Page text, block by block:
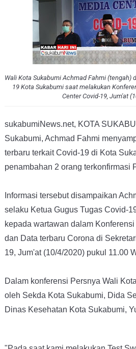
Wali Kota Sukabumi Achmad Fahmi (tengah)
19 Kota Sukabumi saat melakukan
Center Covid-19, Jum'at
sukabumiNews.net, KOTA
Sukabumi, Achmad Fahmi
terbaru terkait Covid-19 di Kota
penambahan 2 orang terkonfirmasi
Informasi tersebut disampaikan
selaku Ketua Gugus Tugas Covid-
kepada wartawan dalam
dan Data terbaru Corona di
19, Jum'at (10/4/2020) pukul 11.00
Dalam konferensi Persnya Wali
oleh Sekda Kota Sukabumi, Dida
Dinas Kesehatan Kota Sukabumi,